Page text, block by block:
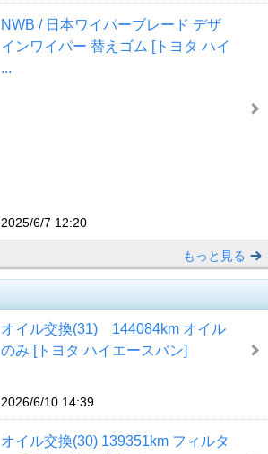
NWB / 日本ワイパーブレード デザ
インワイパー 替えゴム [トヨタ ハイ
...
2025/6/7 12:20
もっと見る
オイル交換(31) 144084km オイル
のみ [トヨタ ハイエースバン]
2026/6/10 14:39
オイル交換(30) 139351km フィルタ